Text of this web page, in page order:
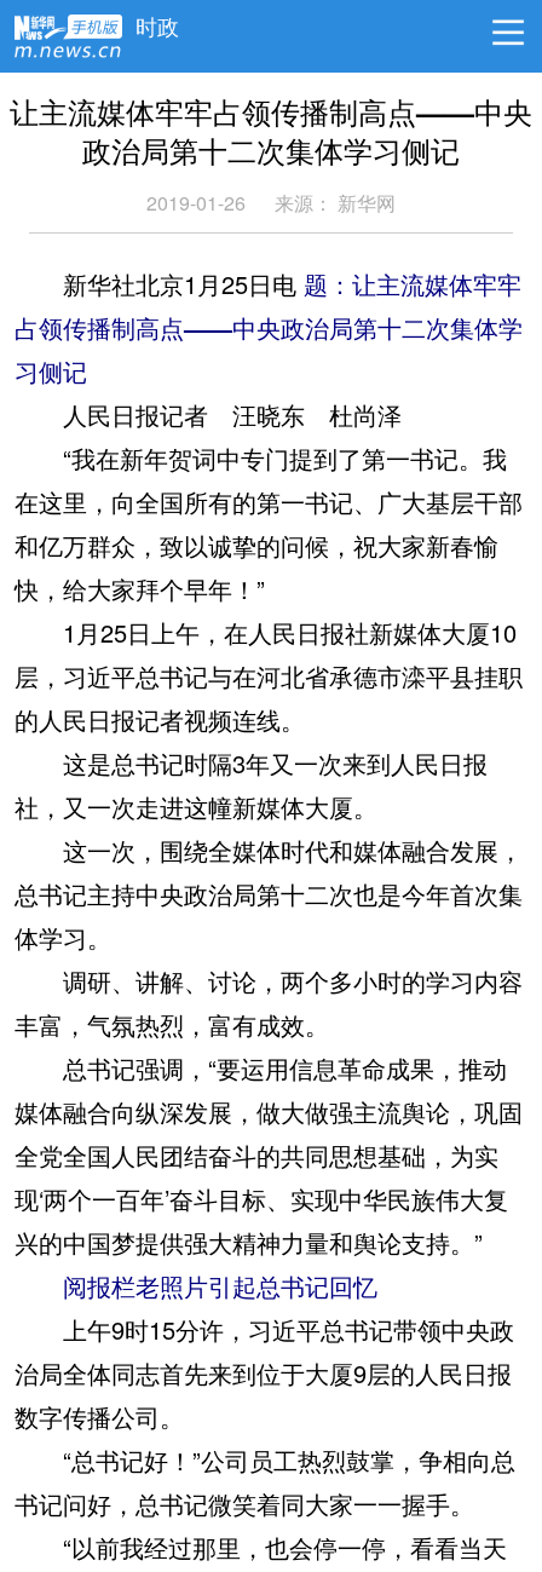
时政
让主流媒体牢牢占领传播制高点——中央
政治局第十二次集体学习侧记
2019-01-26 来源： 新华网
新华社北京1月25日电 题：让主流媒体牢牢
占领传播制高点——中央政治局第十二次集体学
习侧记
人民日报记者 汪晓东 杜尚泽
“我在新年贺词中专门提到了第一书记。我
在这里，向全国所有的第一书记、广大基层干部
和亿万群众，致以诚挚的问候，祝大家新春愉
快，给大家拜个早年！”
1月25日上午，在人民日报社新媒体大厦10
层，习近平总书记与在河北省承德市滦平县挂职
的人民日报记者视频连线。
这是总书记时隔3年又一次来到人民日报
社，又一次走进这幢新媒体大厦。
这一次，围绕全媒体时代和媒体融合发展，
总书记主持中央政治局第十二次也是今年首次集
体学习。
调研、讲解、讨论，两个多小时的学习内容
丰富，气氛热烈，富有成效。
总书记强调，“要运用信息革命成果，推动
媒体融合向纵深发展，做大做强主流舆论，巩固
全党全国人民团结奋斗的共同思想基础，为实
现‘两个一百年’奋斗目标、实现中华民族伟大复
兴的中国梦提供强大精神力量和舆论支持。”
阅报栏老照片引起总书记回忆
上午9时15分许，习近平总书记带领中央政
治局全体同志首先来到位于大厦9层的人民日报
数字传播公司。
“总书记好！”公司员工热烈鼓掌，争相向总
书记问好，总书记微笑着同大家一一握手。
“以前我经过那里，也会停一停，看看当天